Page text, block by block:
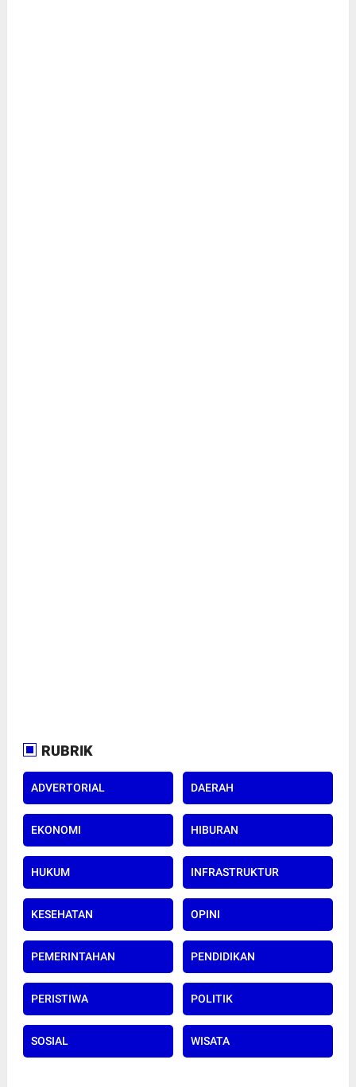
RUBRIK
ADVERTORIAL DAERAH
EKONOMI HIBURAN
HUKUM INFRASTRUKTUR
KESEHATAN OPINI
PEMERINTAHAN PENDIDIKAN
PERISTIWA POLITIK
SOSIAL WISATA